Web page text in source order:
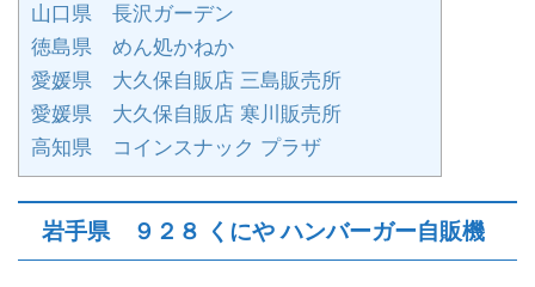
山口県 長沢ガーデン
徳島県 めん処かねか
愛媛県 大久保自販店 三島販売所
愛媛県 大久保自販店 寒川販売所
高知県 コインスナック プラザ
岩手県 ９２８ くにや ハンバーガー自販機